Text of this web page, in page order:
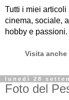
Tutti i miei articoli
cinema, sociale,
hobby e passioni.
Visita anche
lunedì 28
Foto del